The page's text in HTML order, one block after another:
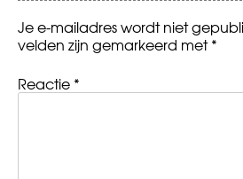
Je e-mailadres wordt niet
velden zijn gemarkeerd met*
Reactie *